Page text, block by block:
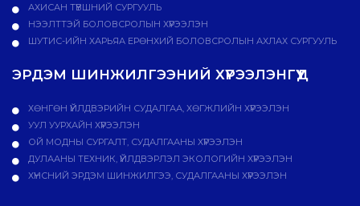
АХИСАН ТҮВШНИЙ СУРГУУЛЬ
НЭЭЛТТЭЙ БОЛОВСРОЛЫН ХҮРЭЭЛЭН
ШУТИС-ИЙН ХАРЬЯА ЕРӨНХИЙ БОЛОВСРОЛЫН АХЛАХ СУРГУУЛЬ
ЭРДЭМ ШИНЖИЛГЭЭНИЙ ХҮРЭЭЛЭНГҮҮД
ХӨНГӨН ҮЙЛДВЭРИЙН СУДАЛГАА, ХӨГЖЛИЙН ХҮРЭЭЛЭН
УУЛ УУРХАЙН ХҮРЭЭЛЭН
ОЙ МОДНЫ СУРГАЛТ, СУДАЛГААНЫ ХҮРЭЭЛЭН
ДУЛААНЫ ТЕХНИК, ҮЙЛДВЭРЛЭЛ ЭКОЛОГИЙН ХҮРЭЭЛЭН
ХҮНСНИЙ ЭРДЭМ ШИНЖИЛГЭЭ, СУДАЛГААНЫ ХҮРЭЭЛЭН